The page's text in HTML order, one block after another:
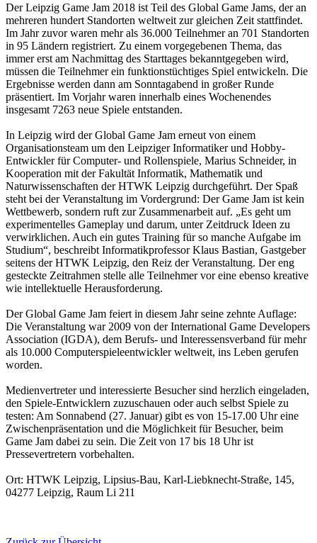
Der Leipzig Game Jam 2018 ist Teil des Global Game Jams, der an
mehreren hundert Standorten weltweit zur gleichen Zeit stattfindet.
Im Jahr zuvor waren mehr als 36.000 Teilnehmer an 701 Standorten
in 95 Ländern registriert. Zu einem vorgegebenen Thema, das
immer erst am Nachmittag des Starttages bekanntgegeben wird,
müssen die Teilnehmer ein funktionstüchtiges Spiel entwickeln. Die
Ergebnisse werden dann am Sonntagabend in großer Runde
präsentiert. Im Vorjahr waren innerhalb eines Wochenendes
insgesamt 7263 neue Spiele entstanden.
In Leipzig wird der Global Game Jam erneut von einem
Organisationsteam um den Leipziger Informatiker und Hobby-
Entwickler für Computer- und Rollenspiele, Marius Schneider, in
Kooperation mit der Fakultät Informatik, Mathematik und
Naturwissenschaften der HTWK Leipzig durchgeführt. Der Spaß
steht bei der Veranstaltung im Vordergrund: Der Game Jam ist kein
Wettbewerb, sondern ruft zur Zusammenarbeit auf. „Es geht um
experimentelles Gameplay und darum, unter Zeitdruck Ideen zu
verwirklichen. Auch ein gutes Training für so manche Aufgabe im
Studium“, beschreibt Informatikprofessor Klaus Bastian, Gastgeber
seitens der HTWK Leipzig, den Reiz der Veranstaltung. Der eng
gesteckte Zeitrahmen stelle alle Teilnehmer vor eine ebenso kreative
wie intellektuelle Herausforderung.
Der Global Game Jam feiert in diesem Jahr seine zehnte Auflage:
Die Veranstaltung war 2009 von der International Game Developers
Association (IGDA), dem Berufs- und Interessensverband für mehr
als 10.000 Computerspieleentwickler weltweit, ins Leben gerufen
worden.
Medienvertreter und interessierte Besucher sind herzlich eingeladen,
den Spiele-Entwicklern zuzuschauen oder auch selbst Spiele zu
testen: Am Sonnabend (27. Januar) gibt es von 15-17.00 Uhr eine
Zwischenpräsentation und die Möglichkeit für Besucher, beim
Game Jam dabei zu sein. Die Zeit von 17 bis 18 Uhr ist
Pressevertretern vorbehalten.
Ort: HTWK Leipzig, Lipsius-Bau, Karl-Liebknecht-Straße, 145,
04277 Leipzig, Raum Li 211